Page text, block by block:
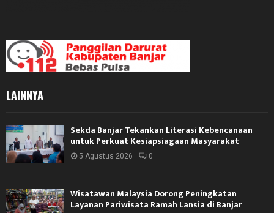
LAINNYA
Sekda Banjar Tekankan Literasi Kebencanaan
untuk Perkuat Kesiapsiagaan Masyarakat
5 Agustus 2026 0
Wisatawan Malaysia Dorong Peningkatan
Layanan Pariwisata Ramah Lansia di Banjar